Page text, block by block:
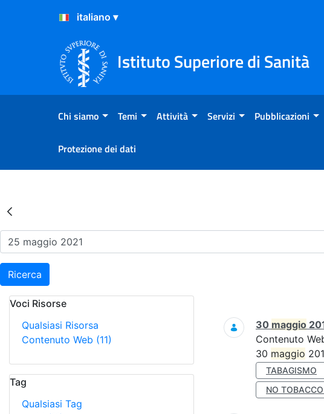
Salta al Contenuto
Salta al Footer
Istituto Superiore di Sanità
Chi siamo Temi Attività Servizi Pubblicazioni
Protezione dei dati
Risultati della Ricerca - Eventi
Ricerca
Voci Risorse
Qualsiasi Risorsa
Contenuto Web (11)
Tag
Qualsiasi Tag
Ricerca
30 maggio
Contenuto
30 maggio
TABAGISMO
NO